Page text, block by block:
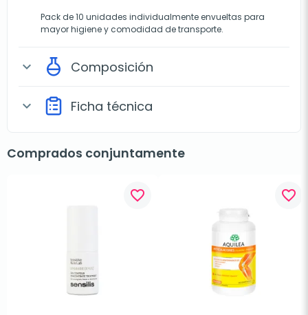
Pack de 10 unidades individualmente envueltas para
mayor higiene y comodidad de transporte.
expand_more Composición
expand_more Ficha técnica
Comprados conjuntamente
favorite_border favorite_border